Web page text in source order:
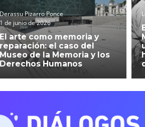
Derassu Pizarro Ponce
1 de junio de 2026
El arte como memoria y
reparación: el caso del
Museo de la Memoria y los
Derechos Humanos